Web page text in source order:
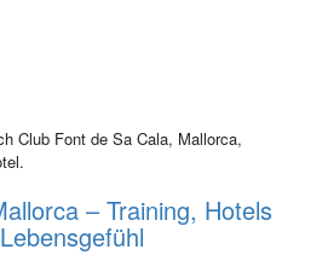
– Training, Hotels